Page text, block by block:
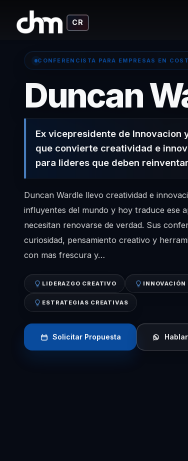
CR
CONFERENCISTA PARA EMPRESAS EN
Duncan
Ex vicepresidente de Innovacion
que convierte creatividad e
para lideres que deben
Duncan Wardle llevo creatividad e
influyentes del mundo y hoy traduce ese
necesitan renovarse de verdad. Sus
curiosidad, pensamiento creativo y
con mas frescura y…
LIDERAZGO CREATIVO
ESTRATEGIAS CREATIVAS
Solicitar Propuesta